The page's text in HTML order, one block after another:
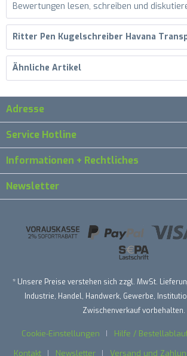
Bewertungen lesen, schreiben und
Ritter Pen Kugelschreiber Havana
Ähnliche Artikel
Adresse
Service Hotline
Informationen + Rechtliches
Newsletter
* Unsere Preise verstehen sich zzgl. MwSt.
Industrie, Handel, Handwerk, Gewerbe,
Zwischenverkauf vorbehalten.
Cookie-Einstellungen Hilfe /
Kontakt
Newsletter Versand und